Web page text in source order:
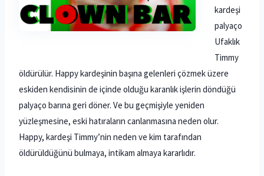
kardeşi
palyaço
Ufaklık
Timmy
öldürülür. Happy kardeşinin başına gelenleri çözmek üzere
eskiden kendisinin de içinde olduğu karanlık işlerin döndüğü
palyaço barına geri döner. Ve bu geçmişiyle yeniden
yüzleşmesine, eski hatıraların canlanmasına neden olur.
Happy, kardeşi Timmy’nin neden ve kim tarafından
öldürüldüğünü bulmaya, intikam almaya kararlıdır.